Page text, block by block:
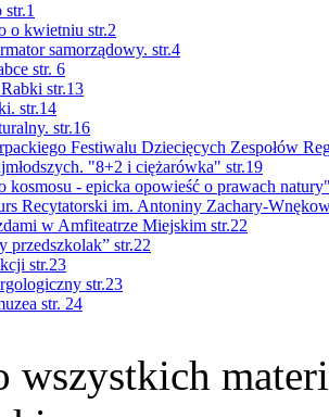
o kwietniu str.2
samorządowy. str.4
str. 6
str.13
str.14
str.16
Festiwalu Dziecięcych Zespołów
"8+2 i ciężarówka" str.19
kosmosu - epicka opowieść o prawach
Recytatorski im. Antoniny Zachary-
w Amfiteatrze Miejskim str.22
przedszkolak” str.22
str.23
str.23
str. 24
wszystkich